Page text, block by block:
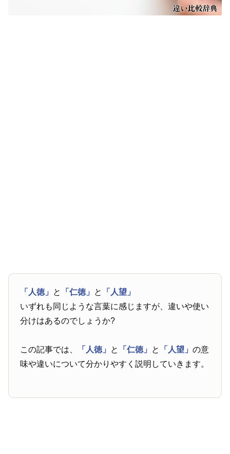
「人徳」 と 「仁徳」 と
「人望」
いずれも同じような言葉に感じますが、違いや使い
分けはあるのでしょうか?
この記事では、 「人徳」 と 「仁徳」 と 「人望」の意
味や違いについて分かりやすく説明していきます。